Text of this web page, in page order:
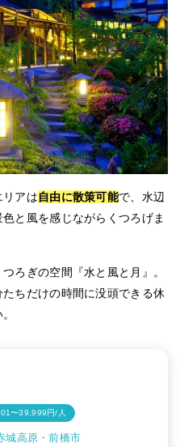
リアは自由に散策可能で、水辺
と風を感じながらくつろげま
ろぎの空間『水と風と月』。
ちだけの時間に没頭できる休
〜39,999円/人
城高原・前橋市